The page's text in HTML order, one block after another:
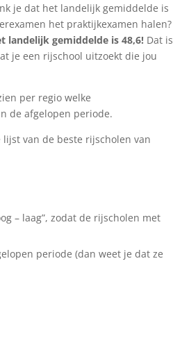
je dat het landelijk gemiddelde is
het praktijkexamen halen?
landelijk gemiddelde is 48,6!Dat is
je een rijschool uitzoekt die jou
per regio welke
de afgelopen periode.
van de beste rijscholen van
– laag”, zodat de rijscholen met
periode (dan weet je dat ze